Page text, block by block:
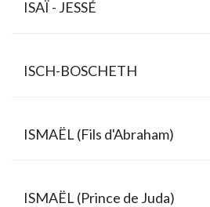
ISAÏ - JESSÉ
ISCH-BOSCHETH
ISMAËL (Fils d'Abraham)
ISMAËL (Prince de Juda)